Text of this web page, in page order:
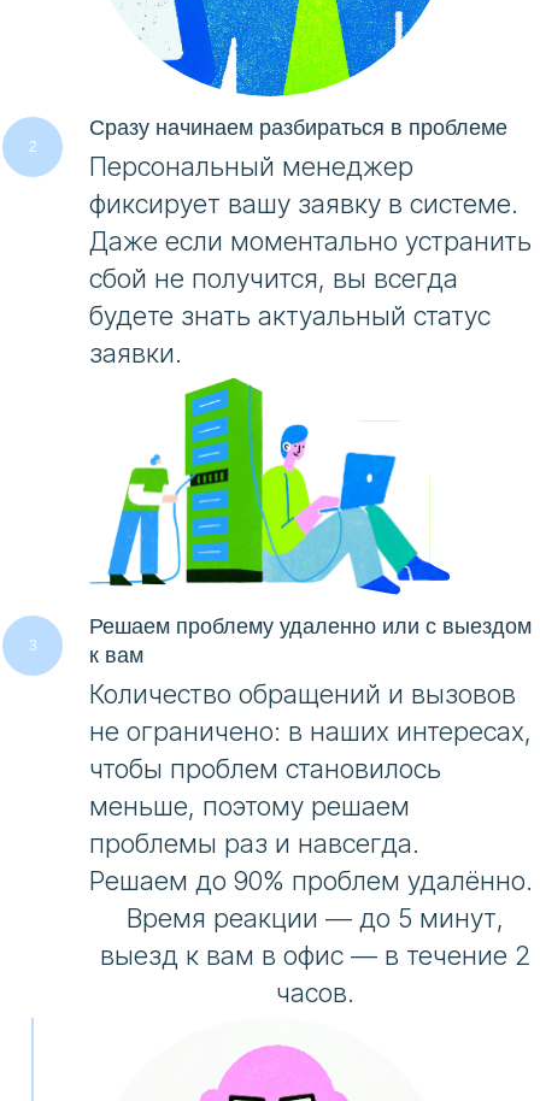
Сразу начинаем разбираться в проблеме
Персональный менеджер
фиксирует вашу заявку в системе.
Даже если моментально устранить
сбой не получится, вы всегда
будете знать актуальный статус
заявки.
Решаем проблему удаленно или с выездом
к вам
Количество обращений и вызовов
не ограничено: в наших интересах,
чтобы проблем становилось
меньше, поэтому решаем
проблемы раз и навсегда.
Решаем до 90% проблем удалённо.
Время реакции — до 5 минут,
выезд к вам в офис — в течение 2
часов.